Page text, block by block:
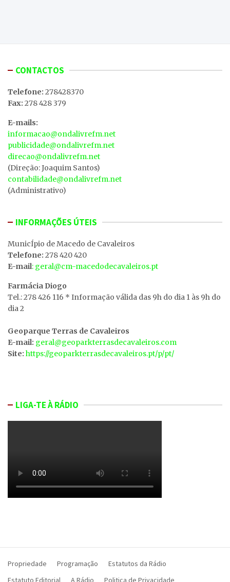
CONTACTOS
Telefone: 278428370
Fax: 278 428 379
E-mails:
informacao@ondalivrefm.net
publicidade@ondalivrefm.net
direcao@ondalivrefm.net
(Direção: Joaquim Santos)
contabilidade@ondalivrefm.net
(Administrativo)
INFORMAÇÕES ÚTEIS
MunicÍpio de Macedo de Cavaleiros
Telefone: 278 420 420
E-mail: geral@cm-macedodecavaleiros.pt
Farmácia Diogo
Tel.: 278 426 116 * Informação válida das 9h do dia 1 às 9h do
dia 2
Geoparque Terras de Cavaleiros
E-mail: geral@geoparkterrasdecavaleiros.com
Site: https://geoparkterrasdecavaleiros.pt/p/pt/
LIGA-TE À RÁDIO
Propriedade Programação
Estatutos da Rádio
Estatuto Editorial
A Rádio Politica de Privacidade